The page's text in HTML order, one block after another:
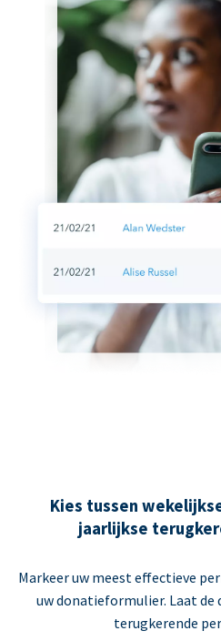
Kies tussen
jaarlijkse
Markeer uw meest effectieve
uw donatieformulier. Laat de
terugkerende